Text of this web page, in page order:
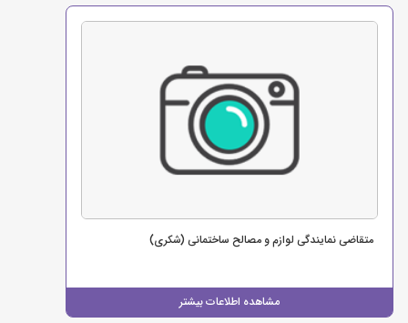
مشاهده اطلاعات بیشتر
متقاضی نمایندگی لوازم و مصالح ساختمانی (شکری)